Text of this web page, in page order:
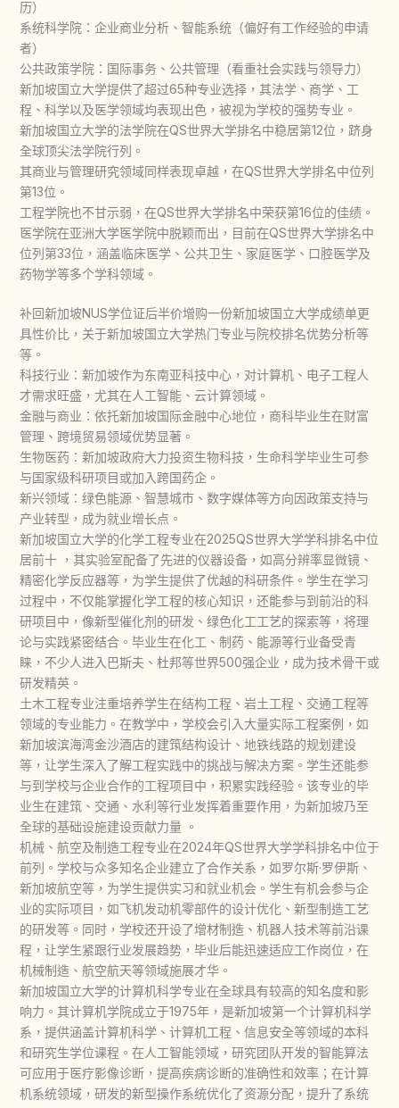
历）
系统科学院：企业商业分析、智能系统（偏好有工作经验的申请
者）
公共政策学院：国际事务、公共管理（看重社会实践与领导力）
新加坡国立大学提供了超过65种专业选择，其法学、商学、工
程、科学以及医学领域均表现出色，被视为学校的强势专业。
新加坡国立大学的法学院在QS世界大学排名中稳居第12位，跻身
全球顶尖法学院行列。
其商业与管理研究领域同样表现卓越，在QS世界大学排名中位列
第13位。
工程学院也不甘示弱，在QS世界大学排名中荣获第16位的佳绩。
医学院在亚洲大学医学院中脱颖而出，目前在QS世界大学排名中
位列第33位，涵盖临床医学、公共卫生、家庭医学、口腔医学及
药物学等多个学科领域。
补回新加坡NUS学位证后半价增购一份新加坡国立大学成绩单更
具性价比，关于新加坡国立大学热门专业与院校排名优势分析等
等。
科技行业：新加坡作为东南亚科技中心，对计算机、电子工程人
才需求旺盛，尤其在人工智能、云计算领域。
金融与商业：依托新加坡国际金融中心地位，商科毕业生在财富
管理、跨境贸易领域优势显著。
生物医药：新加坡政府大力投资生物科技，生命科学毕业生可参
与国家级科研项目或加入跨国药企。
新兴领域：绿色能源、智慧城市、数字媒体等方向因政策支持与
产业转型，成为就业增长点。
新加坡国立大学的化学工程专业在2025QS世界大学学科排名中位
居前十 ，其实验室配备了先进的仪器设备，如高分辨率显微镜、
精密化学反应器等，为学生提供了优越的科研条件。学生在学习
过程中，不仅能掌握化学工程的核心知识，还能参与到前沿的科
研项目中，像新型催化剂的研发、绿色化工工艺的探索等，将理
论与实践紧密结合。毕业生在化工、制药、能源等行业备受青
睐，不少人进入巴斯夫、杜邦等世界500强企业，成为技术骨干或
研发精英。
土木工程专业注重培养学生在结构工程、岩土工程、交通工程等
领域的专业能力。在教学中，学校会引入大量实际工程案例，如
新加坡滨海湾金沙酒店的建筑结构设计、地铁线路的规划建设
等，让学生深入了解工程实践中的挑战与解决方案。学生还能参
与到学校与企业合作的工程项目中，积累实践经验。该专业的毕
业生在建筑、交通、水利等行业发挥着重要作用，为新加坡乃至
全球的基础设施建设贡献力量 。
机械、航空及制造工程专业在2024年QS世界大学学科排名中位于
前列。学校与众多知名企业建立了合作关系，如罗尔斯·罗伊斯、
新加坡航空等，为学生提供实习和就业机会。学生有机会参与企
业的实际项目，如飞机发动机零部件的设计优化、新型制造工艺
的研发等。同时，学校还开设了增材制造、机器人技术等前沿课
程，让学生紧跟行业发展趋势，毕业后能迅速适应工作岗位，在
机械制造、航空航天等领域施展才华。
新加坡国立大学的计算机科学专业在全球具有较高的知名度和影
响力。其计算机学院成立于1975年，是新加坡第一个计算机科学
系，提供涵盖计算机科学、计算机工程、信息安全等领域的本科
和研究生学位课程。在人工智能领域，研究团队开发的智能算法
可应用于医疗影像诊断，提高疾病诊断的准确性和效率；在计算
机系统领域，研发的新型操作系统优化了资源分配，提升了系统